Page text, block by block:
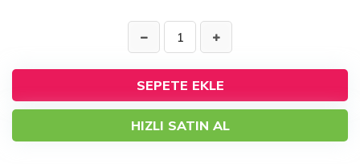
SEPETE EKLE
HIZLI SATIN AL